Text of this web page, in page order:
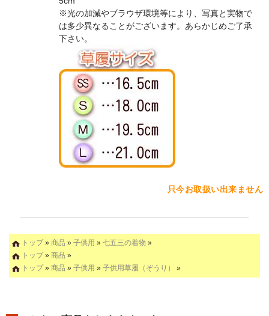
※光の加減やブラウザ環境等により、写真と実物で
は多少異なることがございます。あらかじめご了承
下さい。
只今お取扱い出来ません
トップ» 商品 » 子供用 » 七五三の着物 »
トップ» 商品 »
トップ» 商品 » 子供用 » 子供用草履（ぞうり） »